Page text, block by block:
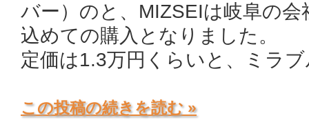
バー）のと、MIZSEIは岐阜の
込めての購入となりました。
定価は1.3万円くらいと、ミラ
この投稿の続きを読む »